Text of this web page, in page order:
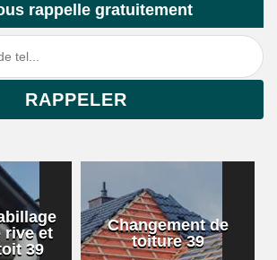
rappelle gratuitement
rive et
39
Changement de
toiture 39